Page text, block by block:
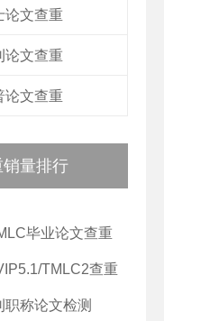
论文查重
论文查重
论文查重
销量排行
毕业论文查重
TMLC2查重
职称论文检测